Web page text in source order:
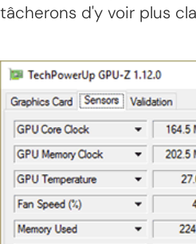
tâcherons d'y voir plus